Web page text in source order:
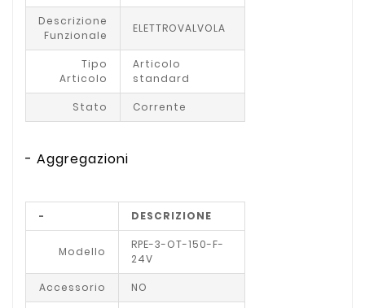
Descrizione
Funzionale
ELETTROVALVOLA
Tipo
Articolo
Articolo
standard
Stato Corrente
- Aggregazioni
- DESCRIZIONE
Modello
RPE-3-OT-150-F-
24V
Accessorio NO